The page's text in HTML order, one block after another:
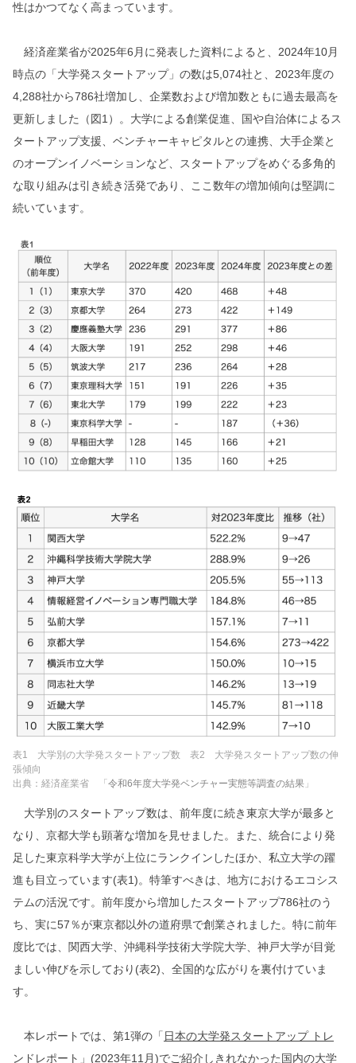
性はかつてなく高まっています。
経済産業省が2025年6月に発表した資料によると、2024年10月
時点の「大学発スタートアップ」の数は5,074社と、2023年度の
4,288社から786社増加し、企業数および増加数ともに過去最高を
更新しました（図1）。大学による創業促進、国や自治体によるス
タートアップ支援、ベンチャーキャピタルとの連携、大手企業と
のオープンイノベーションなど、スタートアップをめぐる多角的
な取り組みは引き続き活発であり、ここ数年の増加傾向は堅調に
続いています。
表1 大学別の大学発スタートアップ数 表2 大学発スタートアップ数の伸
張傾向
出典：経済産業省 「 令和6年度大学発ベンチャー実態等調査の結果 」
大学別のスタートアップ数は、前年度に続き東京大学が最多と
なり、京都大学も顕著な増加を見せました。また、統合により発
足した東京科学大学が上位にランクインしたほか、私立大学の躍
進も目立っています(表1)。特筆すべきは、地方におけるエコシス
テムの活況です。前年度から増加したスタートアップ786社のう
ち、実に57％が東京都以外の道府県で創業されました。特に前年
度比では、関西大学、沖縄科学技術大学院大学、神戸大学が目覚
ましい伸びを示しており(表2)、全国的な広がりを裏付けていま
す。
本レポートでは、第1弾の「 日本の大学発スタートアップ トレ
ンドレポート 」(2023年11月)でご紹介しきれなかった国内の大学